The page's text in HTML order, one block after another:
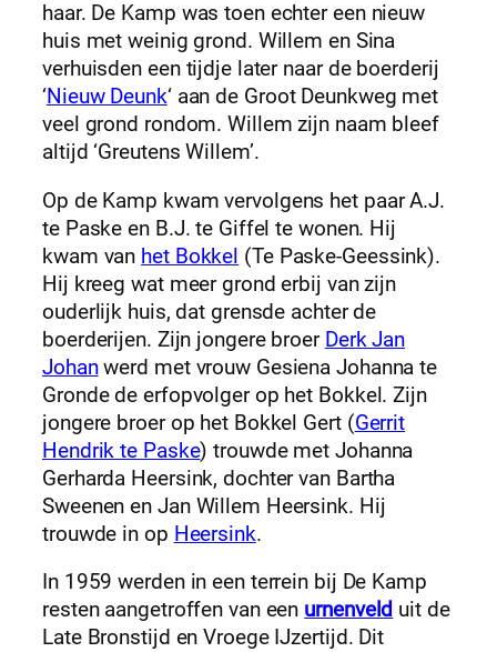
haar. De Kamp was toen echter een nieuw
huis met weinig grond. Willem en Sina
verhuisden een tijdje later naar de boerderij
‘Nieuw Deunk‘ aan de Groot Deunkweg met
veel grond rondom. Willem zijn naam bleef
altijd ‘Greutens Willem’.
Op de Kamp kwam vervolgens het paar A.J.
te Paske en B.J. te Giffel te wonen. Hij
kwam van het Bokkel (Te Paske-Geessink).
Hij kreeg wat meer grond erbij van zijn
ouderlijk huis, dat grensde achter de
boerderijen. Zijn jongere broer Derk Jan
Johanwerd met vrouw Gesiena Johanna te
Gronde de erfopvolger op het Bokkel. Zijn
jongere broer op het Bokkel Gert (Gerrit
Hendrik te Paske) trouwde met Johanna
Gerharda Heersink, dochter van Bartha
Sweenen en Jan Willem Heersink. Hij
trouwde in op Heersink.
In 1959 werden in een terrein bij De Kamp
resten aangetroffen van een urnenveld uit de
Late Bronstijd en Vroege IJzertijd. Dit